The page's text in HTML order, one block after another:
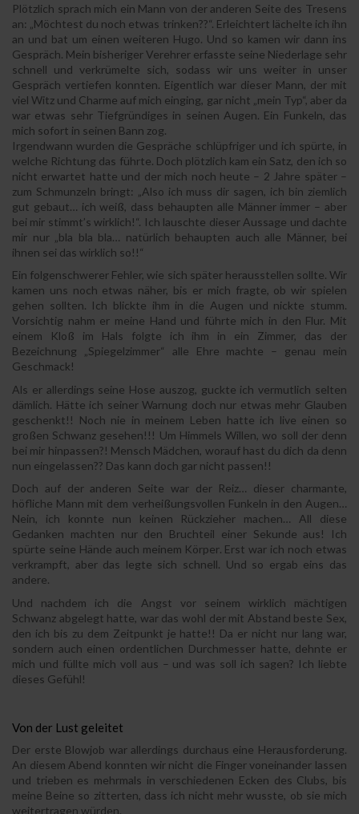
Plötzlich sprach mich ein Mann von der anderen Seite des Tresens
an: „Möchtest du noch etwas trinken??“. Erleichtert lächelte ich ihn
an und bat um einen weiteren Hugo. Und so kamen wir dann ins
Gespräch. Mein bisheriger Verehrer erfasste seine Niederlage sehr
schnell und verkrümelte sich, sodass wir uns weiter in unser
Gespräch vertiefen konnten. Eigentlich war dieser Mann, der mit
viel Witz und Charme auf mich einging, gar nicht „mein Typ“, aber da
war etwas sehr Tiefgründiges in seinen Augen. Ein Funkeln, das
mich sofort in seinen Bann zog.
Irgendwann wurden die Gespräche schlüpfriger und ich spürte, in
welche Richtung das führte. Doch plötzlich kam ein Satz, den ich so
nicht erwartet hatte und der mich noch heute – 2 Jahre später –
zum Schmunzeln bringt: „Also ich muss dir sagen, ich bin ziemlich
gut gebaut… ich weiß, dass behaupten alle Männer immer – aber
bei mir stimmt’s wirklich!“. Ich lauschte dieser Aussage und dachte
mir nur „bla bla bla… natürlich behaupten auch alle Männer, bei
ihnen sei das wirklich so!!“
Ein folgenschwerer Fehler, wie sich später herausstellen sollte. Wir
kamen uns noch etwas näher, bis er mich fragte, ob wir spielen
gehen sollten. Ich blickte ihm in die Augen und nickte stumm.
Vorsichtig nahm er meine Hand und führte mich in den Flur. Mit
einem Kloß im Hals folgte ich ihm in ein Zimmer, das der
Bezeichnung „Spiegelzimmer“ alle Ehre machte – genau mein
Geschmack!
Als er allerdings seine Hose auszog, guckte ich vermutlich selten
dämlich. Hätte ich seiner Warnung doch nur etwas mehr Glauben
geschenkt!! Noch nie in meinem Leben hatte ich live einen so
großen Schwanz gesehen!!! Um Himmels Willen, wo soll der denn
bei mir hinpassen?! Mensch Mädchen, worauf hast du dich da denn
nun eingelassen?? Das kann doch gar nicht passen!!
Doch auf der anderen Seite war der Reiz… dieser charmante,
höfliche Mann mit dem verheißungsvollen Funkeln in den Augen…
Nein, ich konnte nun keinen Rückzieher machen… All diese
Gedanken machten nur den Bruchteil einer Sekunde aus! Ich
spürte seine Hände auch meinem Körper. Erst war ich noch etwas
verkrampft, aber das legte sich schnell. Und so ergab eins das
andere.
Und nachdem ich die Angst vor seinem wirklich mächtigen
Schwanz abgelegt hatte, war das wohl der mit Abstand beste Sex,
den ich bis zu dem Zeitpunkt je hatte!! Da er nicht nur lang war,
sondern auch einen ordentlichen Durchmesser hatte, dehnte er
mich und füllte mich voll aus – und was soll ich sagen? Ich liebte
dieses Gefühl!
Von der Lust geleitet
Der erste Blowjob war allerdings durchaus eine Herausforderung.
An diesem Abend konnten wir nicht die Finger voneinander lassen
und trieben es mehrmals in verschiedenen Ecken des Clubs, bis
meine Beine so zitterten, dass ich nicht mehr wusste, ob sie mich
weitertragen würden.